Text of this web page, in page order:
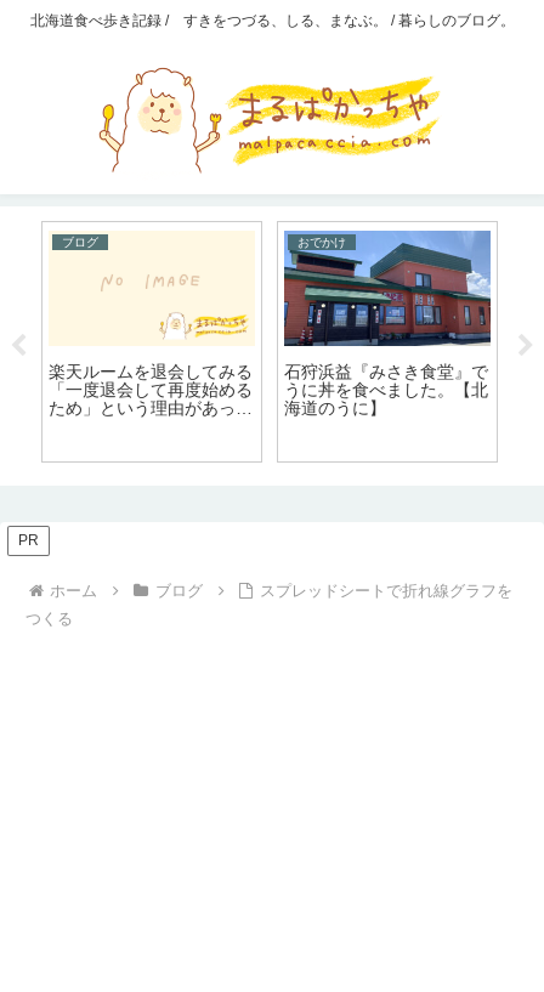
北海道食べ歩き記録 / すきをつづる、しる、まなぶ。 / 暮らしのブログ。
ブログ
楽天ルームを退会してみる
「一度退会して再度始める
ため」という理由があった
おでかけ
石狩浜益『みさき食堂』で
うに丼を食べました。【北
海道のうに】
PR
ホーム ブログ
スプレッドシートで折れ線グラフを
つくる